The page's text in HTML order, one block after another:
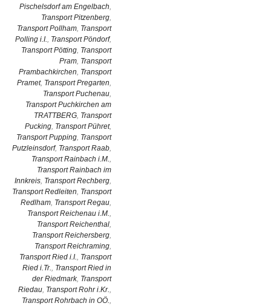
Pischelsdorf am Engelbach,
Transport Pitzenberg,
Transport Pollham, Transport
Polling i.I., Transport Pöndorf,
Transport Pötting, Transport
Pram, Transport
Prambachkirchen, Transport
Pramet, Transport Pregarten,
Transport Puchenau,
Transport Puchkirchen am
TRATTBERG, Transport
Pucking, Transport Pühret,
Transport Pupping, Transport
Putzleinsdorf, Transport Raab,
Transport Rainbach i.M.,
Transport Rainbach im
Innkreis, Transport Rechberg,
Transport Redleiten, Transport
Redlham, Transport Regau,
Transport Reichenau i.M.,
Transport Reichenthal,
Transport Reichersberg,
Transport Reichraming,
Transport Ried i.I., Transport
Ried i.Tr., Transport Ried in
der Riedmark, Transport
Riedau, Transport Rohr i.Kr.,
Transport Rohrbach in OÖ.,